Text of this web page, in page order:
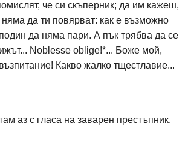
че си скъперник; да им кажеш,
да ти повярват: как е възможно
да няма пари. А пък трябва да се
Noblesse oblige!*... Боже мой,
Какво жалко тщестлавие...
аз с гласа на заварен престъпник.